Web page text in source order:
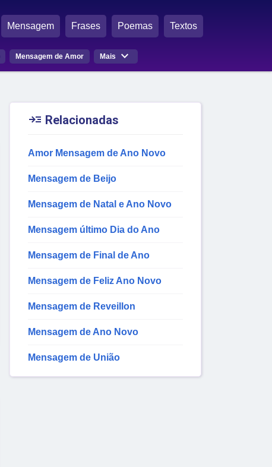
Mensagem Frases Poemas Textos
Mensagem de Amor Mais 
 Relacionadas
Amor Mensagem de Ano Novo
Mensagem de Beijo
Mensagem de Natal e Ano Novo
Mensagem último Dia do Ano
Mensagem de Final de Ano
Mensagem de Feliz Ano Novo
Mensagem de Reveillon
Mensagem de Ano Novo
Mensagem de União